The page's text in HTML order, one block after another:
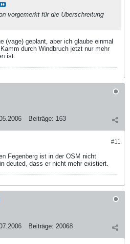
vorgemerkt für die Überschreitung
(vage) geplant, aber ich glaube einmal
durch Windbruch jetzt nur mehr
ist.
Beiträge: 163
#11
Fegenberg ist in der OSM nicht
deuted, dass er nicht mehr existiert.
Beiträge: 20068